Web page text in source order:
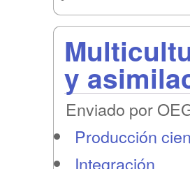
y
Enviado por
Producción
Integración